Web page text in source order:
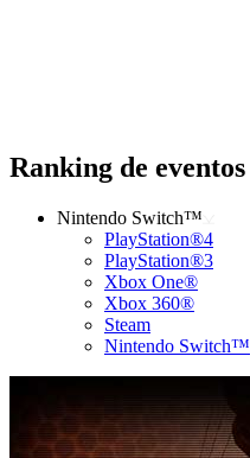
Ranking de eventos
Nintendo Switch™
PlayStation®4
PlayStation®3
Xbox One®
Xbox 360®
Steam
Nintendo Switch™